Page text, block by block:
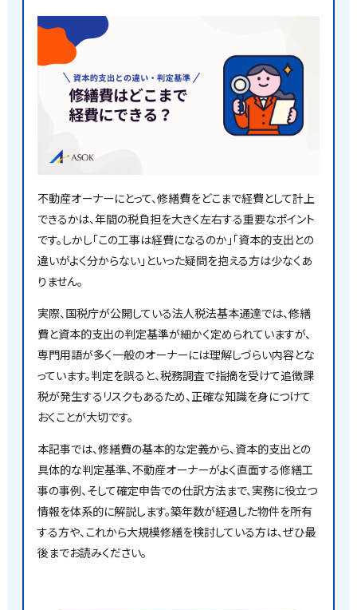
不動産オーナーにとって、修繕費をどこまで経費として計上
できるかは、年間の税負担を大きく左右する重要なポイント
です。しかし「この工事は経費になるのか」「資本的支出との
違いがよく分からない」といった疑問を抱える方は少なくあ
りません。
実際、国税庁が公開している法人税法基本通達では、修繕
費と資本的支出の判定基準が細かく定められていますが、
専門用語が多く一般のオーナーには理解しづらい内容とな
っています。判定を誤ると、税務調査で指摘を受けて追徴課
税が発生するリスクもあるため、正確な知識を身につけて
おくことが大切です。
本記事では、修繕費の基本的な定義から、資本的支出との
具体的な判定基準、不動産オーナーがよく直面する修繕工
事の事例、そして確定申告での仕訳方法まで、実務に役立つ
情報を体系的に解説します。築年数が経過した物件を所有
する方や、これから大規模修繕を検討している方は、ぜひ最
後までお読みください。